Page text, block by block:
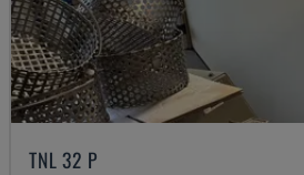
TNL 32 P